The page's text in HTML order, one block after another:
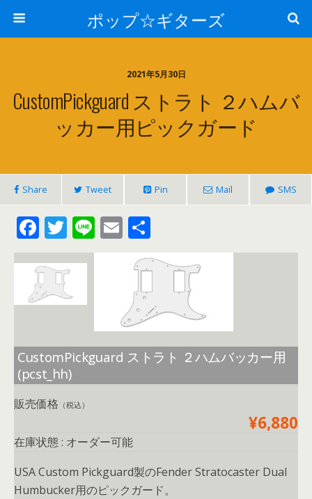
ポップ☆ギターズ
2021年5月30日
CustomPickguard ストラト ２ハムバ
ッカー用ピックガード
Share Tweet Pin Mail SMS
F
ac
e
b
o
k
T
w
itt
er
Li
n
E
m
ai
有
CustomPickguard ストラト ２ハムバッカー用
(pcst_hh)
販売価格 （税込）
¥6,880
在庫状態 : オーダー可能
USA Custom Pickguard製のFender Stratocaster Dual
Humbucker用のピックガード。